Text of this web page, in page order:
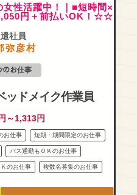
性活躍中！｜■短時間×
円＋前払いOK！☆☆
社員
弥彦村
のお仕事
ッドメイク作業員
～1,313円
お仕事 短期・期間限定のお仕事
バス通勤もＯＫのお仕事
のお仕事 複数名募集のお仕事